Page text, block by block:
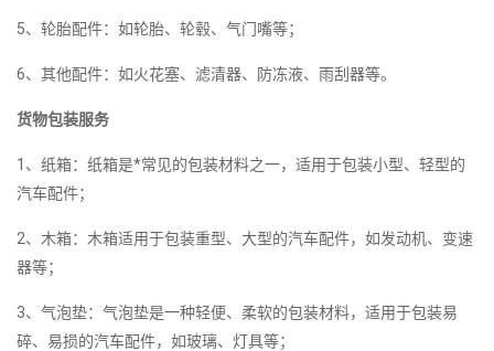
5、轮胎配件：如轮胎、轮毂、气门嘴等；
6、其他配件：如火花塞、滤清器、防冻液、雨刮器等。
货物包装服务
1、纸箱：纸箱是*常见的包装材料之一，适用于包装小型、轻型的
汽车配件；
2、木箱：木箱适用于包装重型、大型的汽车配件，如发动机、变速
器等；
3、气泡垫：气泡垫是一种轻便、柔软的包装材料，适用于包装易
碎、易损的汽车配件，如玻璃、灯具等；